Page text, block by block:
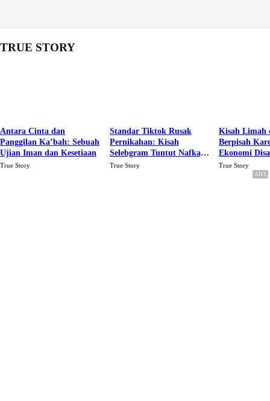
TRUE STORY
Antara Cinta dan
Panggilan Ka’bah: Sebuah
Ujian Iman dan Kesetiaan
True Story
Standar Tiktok Rusak
Pernikahan: Kisah
Selebgram Tuntut Nafkah
Rp.15 Juta Perbulan
True Story
Kisah Limah
Berpisah
Ekonomi
Karena Cinta
True Story